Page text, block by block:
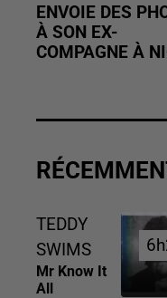
ENVOIE DES
À SON EX-
COMPAGNE À
TEDDY
SWIMS
Mr Know It
All